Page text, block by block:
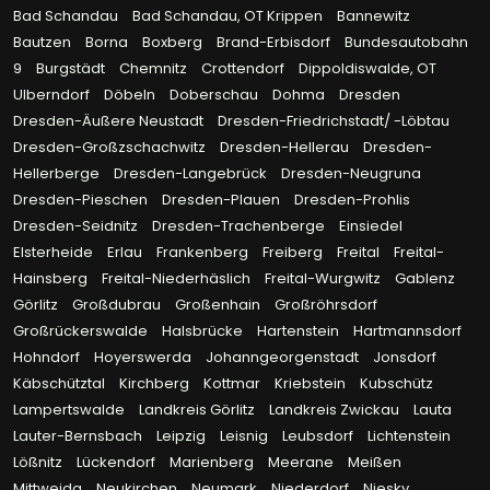
Bad Schandau
Bad Schandau, OT Krippen
Bannewitz
Bautzen
Borna Boxberg Brand-Erbisdorf
Bundesautobahn
9
Burgstädt Chemnitz Crottendorf
Dippoldiswalde, OT
Ulberndorf
Döbeln Doberschau Dohma
Dresden
Dresden-Äußere Neustadt
Dresden-Friedrichstadt/ -Löbtau
Dresden-Großzschachwitz
Dresden-Hellerau
Dresden-
Hellerberge
Dresden-Langebrück
Dresden-Neugruna
Dresden-Pieschen
Dresden-Plauen
Dresden-Prohlis
Dresden-Seidnitz
Dresden-Trachenberge
Einsiedel
Elsterheide
Erlau Frankenberg Freiberg Freital
Freital-
Hainsberg
Freital-Niederhäslich Freital-Wurgwitz
Gablenz
Görlitz
Großdubrau Großenhain
Großröhrsdorf
Großrückerswalde
Halsbrücke Hartenstein
Hartmannsdorf
Hohndorf
Hoyerswerda Johanngeorgenstadt
Jonsdorf
Käbschütztal
Kirchberg Kottmar Kriebstein
Kubschütz
Lampertswalde
Landkreis Görlitz Landkreis Zwickau
Lauta
Lauter-Bernsbach
Leipzig Leisnig Leubsdorf
Lichtenstein
Lößnitz
Lückendorf Marienberg Meerane
Meißen